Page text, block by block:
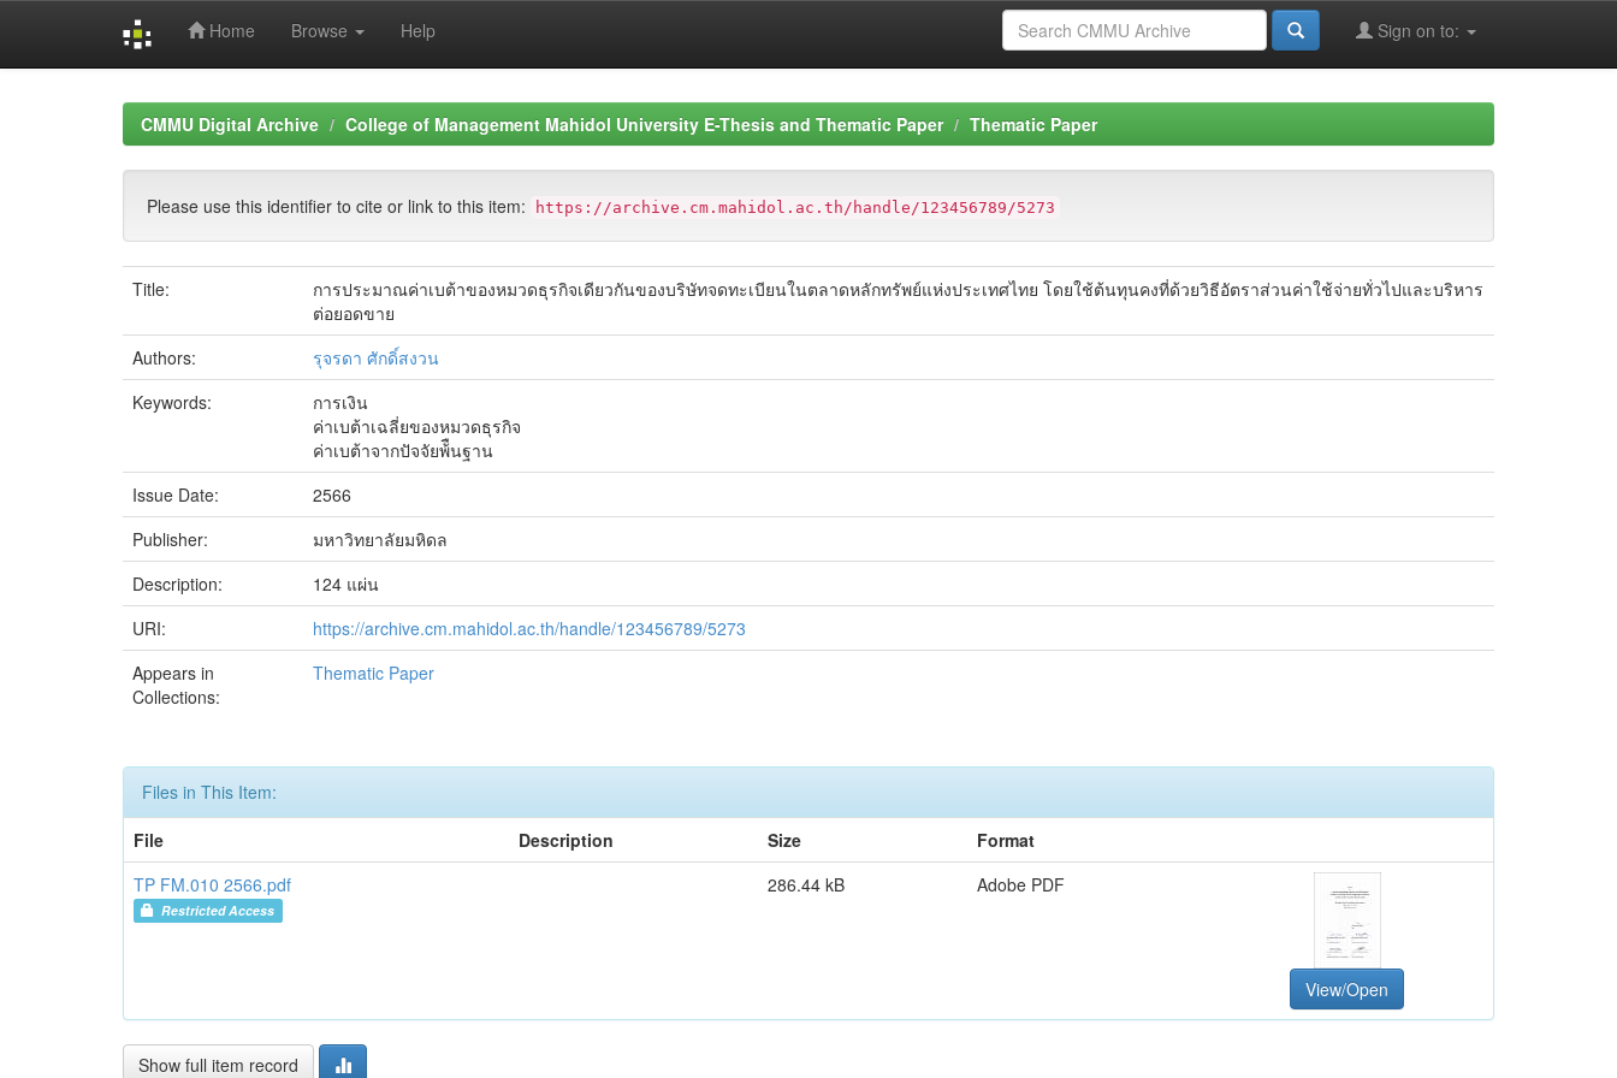
Home Browse Help Sign on to:
CMMU Digital Archive College of Management Mahidol University E-Thesis and Thematic Paper Thematic Paper
Please use this identifier to cite or link to this item: https://archive.cm.mahidol.ac.th/handle/123456789/5273
Title:
การประมาณค่าเบต้าของหมวดธุรกิจเดียวกันของบริษัทจดทะเบียนในตลาดหลักทรัพย์แห่งประเทศไทย โดยใช้ต้นทุนคงที่ด้วยวิธีอัตราส่วนค่าใช้จ่ายทั่วไปและบริหาร
ต่อยอดขาย
Authors:
รุจรดา ศักดิ์สงวน
Keywords:
การเงิน
ค่าเบต้าเฉลี่ยของหมวดธุรกิจ
ค่าเบต้าจากปัจจัยพ้ืนฐาน
Issue Date:
2566
Publisher:
มหาวิทยาลัยมหิดล
Description:
124 แผ่น
URI:
https://archive.cm.mahidol.ac.th/handle/123456789/5273
Appears in
Collections:
Thematic Paper
Files in This Item:
File
Description Size
Format
TP FM.010 2566.pdf
Restricted Access
286.44 kB Adobe PDF
View/Open
Show full item record